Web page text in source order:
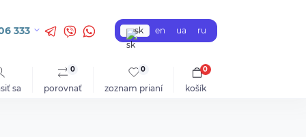
333 sk en ua ru
sa porovnať
0
zoznam prianí
0
košík
0